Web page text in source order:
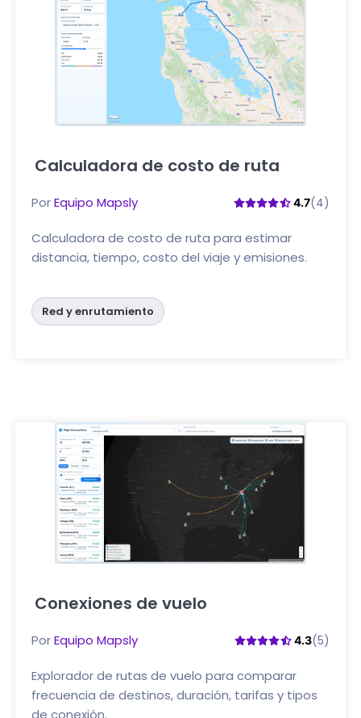
Calculadora de costo de ruta
PorEquipo Mapsly 4.7(4)
Calculadora de costo de ruta para estimar
distancia, tiempo, costo del viaje y emisiones.
Red y enrutamiento
Haga clic aquí
Conexiones de vuelo
PorEquipo Mapsly 4.3(5)
Explorador de rutas de vuelo para comparar
frecuencia de destinos, duración, tarifas y tipos